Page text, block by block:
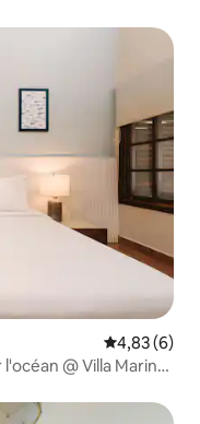
Évaluation
4,83 (6)
@ Villa Marina